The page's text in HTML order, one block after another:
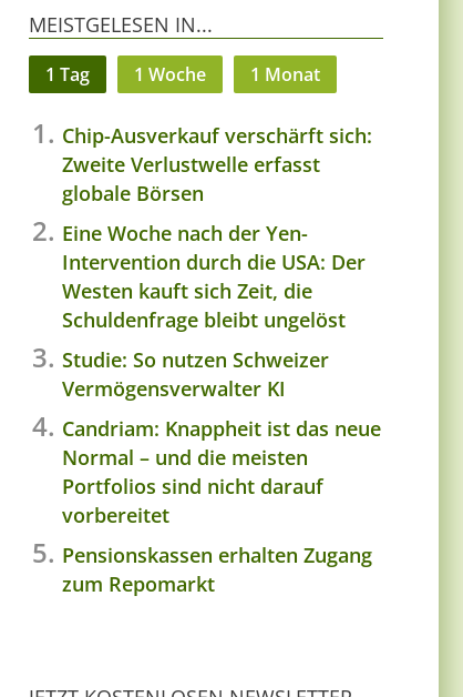
MEISTGELESEN IN...
1 Tag 1 Woche 1 Monat
Chip-Ausverkauf verschärft sich:
Zweite Verlustwelle erfasst
globale Börsen
Eine Woche nach der Yen-
Intervention durch die USA: Der
Westen kauft sich Zeit, die
Schuldenfrage bleibt ungelöst
Studie: So nutzen Schweizer
Vermögensverwalter KI
Candriam: Knappheit ist das neue
Normal – und die meisten
Portfolios sind nicht darauf
vorbereitet
Pensionskassen erhalten Zugang
zum Repomarkt